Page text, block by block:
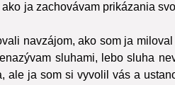
ja zachovávam prikázania
navzájom, ako som ja miloval
sluhami, lebo sluha
ale ja som si vyvolil vás a